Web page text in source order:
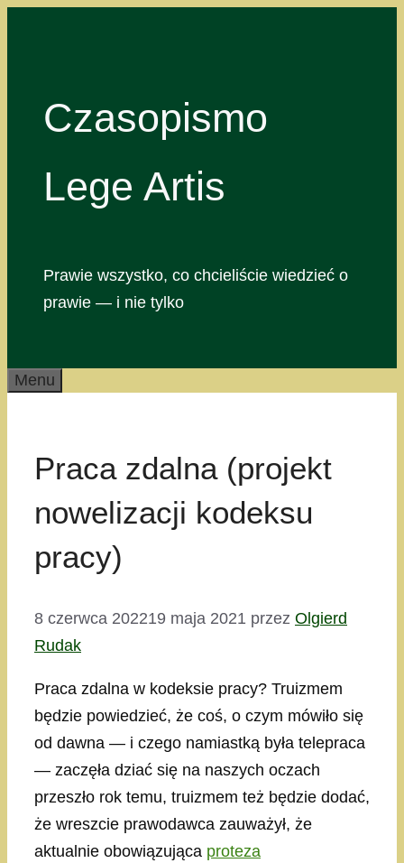
Czasopismo
Lege Artis
Prawie wszystko, co chcieliście wiedzieć o
prawie — i nie tylko
Menu
Praca zdalna (projekt
nowelizacji kodeksu
pracy)
8 czerwca 202219 maja 2021 przez Olgierd
Rudak
Praca zdalna w kodeksie pracy? Truizmem
będzie powiedzieć, że coś, o czym mówiło się
od dawna — i czego namiastką była telepraca
— zaczęła dziać się na naszych oczach
przeszło rok temu, truizmem też będzie dodać,
że wreszcie prawodawca zauważył, że
aktualnie obowiązująca proteza